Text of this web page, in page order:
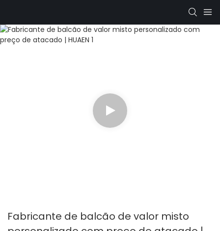
Fabricante de balcão de valor misto